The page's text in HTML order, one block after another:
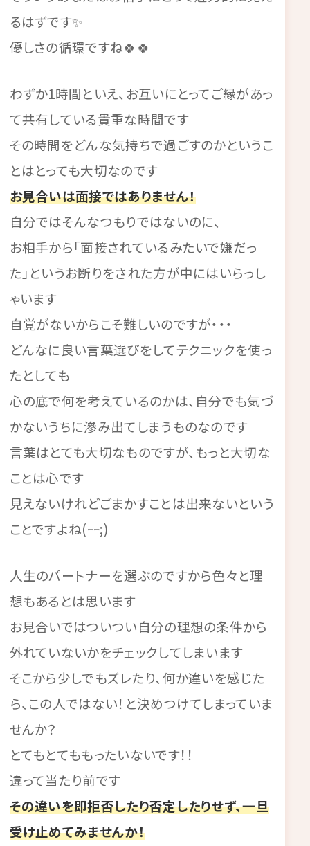
るはずです✨
優しさの循環ですね🍀🍀
わずか1時間といえ、お互いにとってご縁があっ
て共有している貴重な時間です
その時間をどんな気持ちで過ごすのかというこ
とはとっても大切なのです
お見合いは面接ではありません！
自分ではそんなつもりではないのに、
お相手から「面接されているみたいで嫌だっ
た」というお断りをされた方が中にはいらっし
ゃいます
自覚がないからこそ難しいのですが・・・
どんなに良い言葉選びをしてテクニックを使っ
たとしても
心の底で何を考えているのかは、自分でも気づ
かないうちに滲み出てしまうものなのです
言葉はとても大切なものですが、もっと大切な
ことは心です
見えないけれどごまかすことは出来ないという
ことですよね(ｰｰ;)
人生のパートナーを選ぶのですから色々と理
想もあるとは思います
お見合いではついつい自分の理想の条件から
外れていないかをチェックしてしまいます
そこから少しでもズレたり、何か違いを感じた
ら、この人ではない！と決めつけてしまっていま
せんか？
とてもとてももったいないです！！
違って当たり前です
その違いを即拒否したり否定したりせず、一旦
受け止めてみませんか！